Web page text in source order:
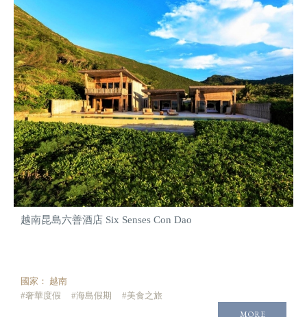
越南昆島六善酒店 Six Senses Con Dao
國家： 越南
#奢華度假
#海島假期 #美食之旅
MORE